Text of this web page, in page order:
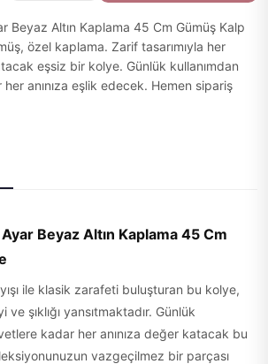
Beyaz Altın Kaplama 45 Cm Gümüş Kalp
özel kaplama. Zarif tasarımıyla her
eşsiz bir kolye. Günlük kullanımdan
anınıza eşlik edecek. Hemen sipariş
Beyaz Altın Kaplama 45 Cm
ile klasik zarafeti buluşturan bu kolye,
şıklığı yansıtmaktadır. Günlük
kadar her anınıza değer katacak bu
vazgeçilmez bir parçası